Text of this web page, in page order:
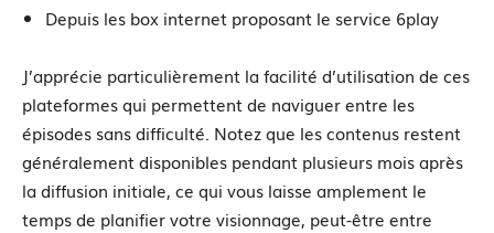
Depuis les box internet proposant le service 6play
J’apprécie particulièrement la facilité d’utilisation de ces
plateformes qui permettent de naviguer entre les
épisodes sans difficulté. Notez que les contenus restent
généralement disponibles pendant plusieurs mois après
la diffusion initiale, ce qui vous laisse amplement le
temps de planifier votre visionnage, peut-être entre